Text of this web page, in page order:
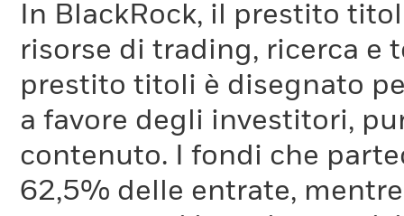
In BlackRock, il prestito
risorse di trading, ricerca e
prestito titoli è disegnato
a favore degli investitori,
contenuto. I fondi che
62,5% delle entrate,